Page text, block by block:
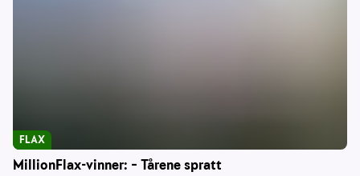
MillionFlax-vinner: – Tårene spratt
FLAX